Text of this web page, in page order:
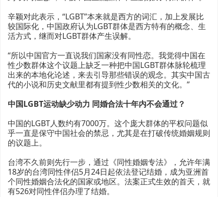
辛颖对此表示，“LGBT”本来就是西方的词汇，加上发展比
较国际化，中国政府认为LGBT群体是西方特有的概念、生
活方式，继而对LGBT群体产生误解。
“所以中国官方一直说我们国家没有同性恋。我觉得中国在
性少数群体这个议题上缺乏一种把中国LGBT群体脉轮梳理
出来的本地化论述，来去引导那些错误的观念。其实中国古
代的小说和历史文献里都有提到性少数相关的文化。”
中国LGBT运动缺少动力 同婚合法十年内不会通过？
中国的LGBT人数约有7000万。这个庞大群体的平权问题似
乎一直是保守中国社会的禁忌，尤其是在打破传统婚姻规则
的议题上。
台湾不久前则先行一步，通过《同性婚姻专法》，允许年满
18岁的台湾同性伴侣5月24日起依法登记结婚，成为亚洲首
个同性婚姻合法化的国家或地区。法案正式生效的首天，就
有526对同性伴侣办理了结婚。